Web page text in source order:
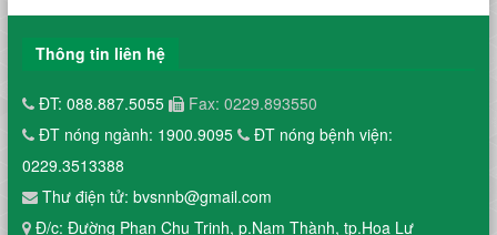
Thông tin liên hệ
ĐT: 088.887.5055
Fax: 0229.893550
ĐT nóng ngành: 1900.9095
ĐT nóng bệnh viện:
0229.3513388
Thư điện tử: bvsnnb@gmail.com
Đ/c: Đường Phan Chu Trinh, p.Nam Thành, tp.Hoa Lư